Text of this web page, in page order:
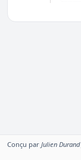
Conçu par Julien Durand